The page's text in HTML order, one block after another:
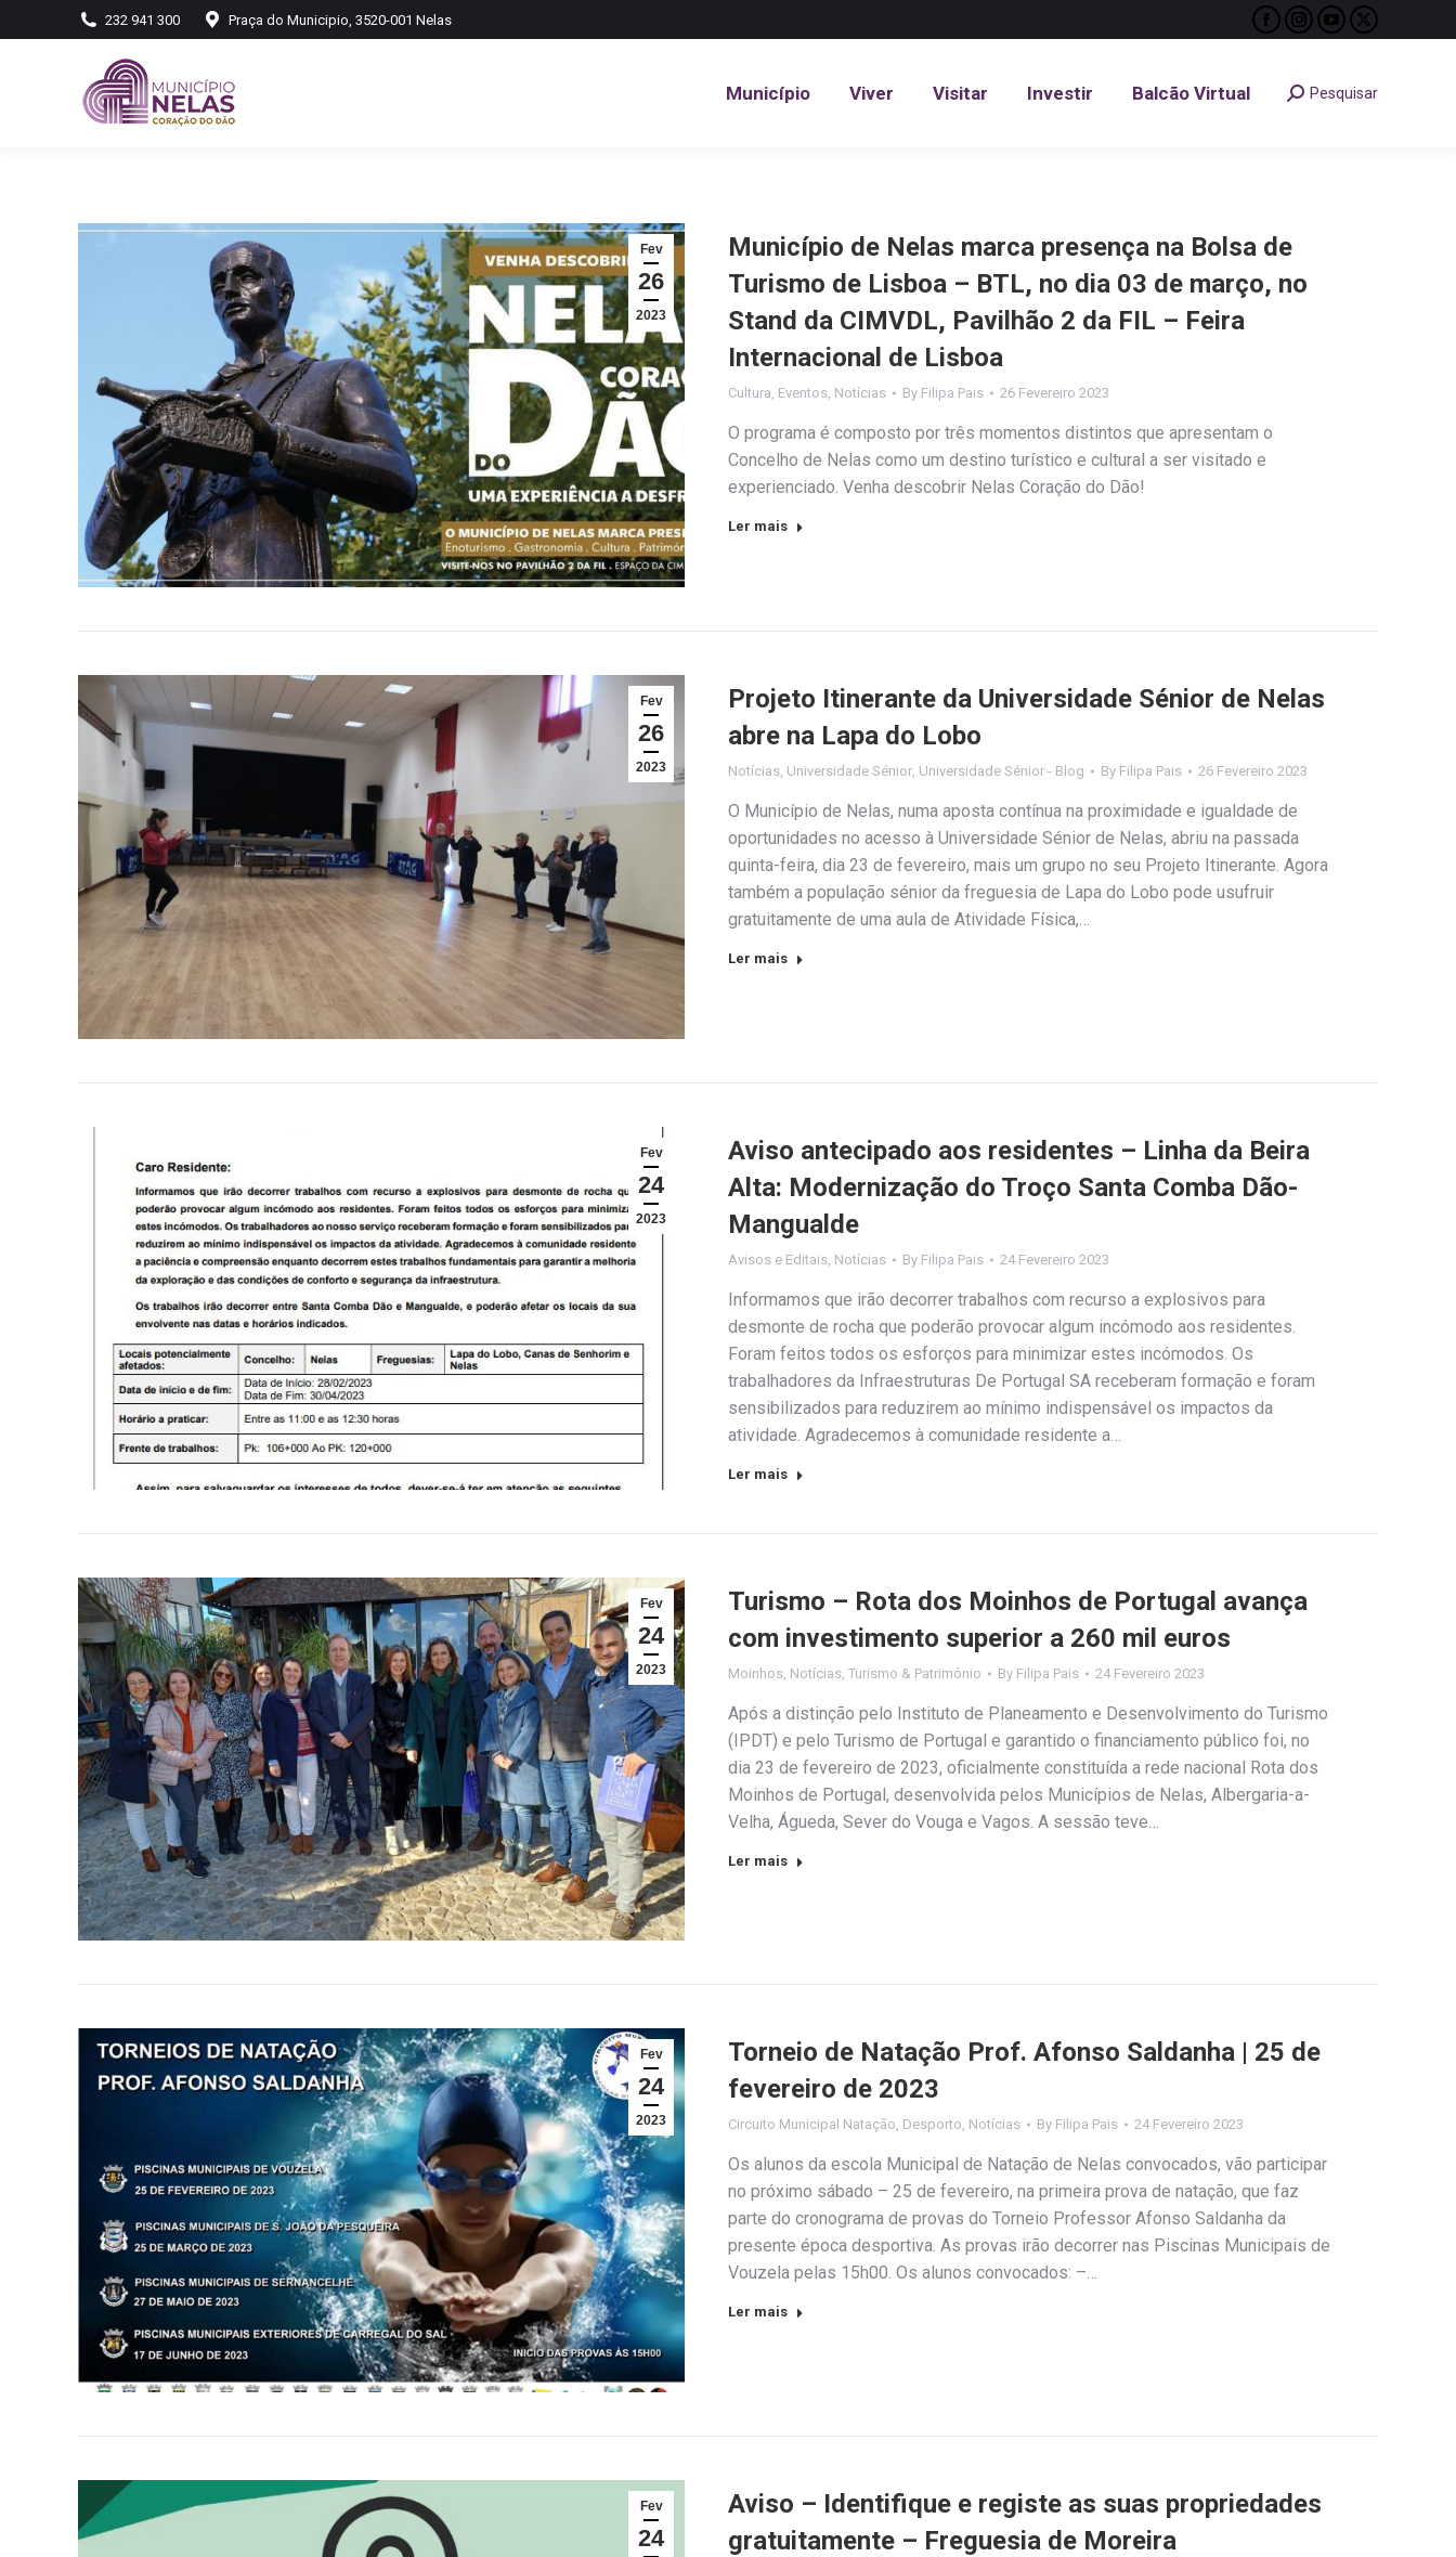
232 941 300 Praça do Municipio, 3520-001 Nelas
Facebook
opens
Instagram
opens
YouTube
opens
X
opens
Município Viver Visitar Investir Balcão Virtual Search:Pesquisar
Fev
26
2023
Município de Nelas marca presença na Bolsa de
Turismo de Lisboa – BTL, no dia 03 de março, no
Stand da CIMVDL, Pavilhão 2 da FIL – Feira
Internacional de Lisboa
Cultura, Eventos, Notícias By Filipa Pais 26 Fevereiro 2023
O programa é composto por três momentos distintos que apresentam o
Concelho de Nelas como um destino turístico e cultural a ser visitado e
experienciado. Venha descobrir Nelas Coração do Dão!
Ler mais
Fev
26
2023
Projeto Itinerante da Universidade Sénior de Nelas
abre na Lapa do Lobo
Notícias, Universidade Sénior, Universidade Sénior - Blog By Filipa Pais 26 Fevereiro 2023
O Município de Nelas, numa aposta contínua na proximidade e igualdade de
oportunidades no acesso à Universidade Sénior de Nelas, abriu na passada
quinta-feira, dia 23 de fevereiro, mais um grupo no seu Projeto Itinerante. Agora
também a população sénior da freguesia de Lapa do Lobo pode usufruir
gratuitamente de uma aula de Atividade Física,…
Ler mais
Fev
24
2023
Aviso antecipado aos residentes – Linha da Beira
Alta: Modernização do Troço Santa Comba Dão-
Mangualde
Avisos e Editais Notícias By Filipa Pais 24 Fevereiro 2023
Informamos que irão decorrer trabalhos com recurso a explosivos para
desmonte de rocha que poderão provocar algum incómodo aos residentes.
Foram feitos todos os esforços para minimizar estes incómodos. Os
trabalhadores da Infraestruturas De Portugal SA receberam formação e foram
sensibilizados para reduzirem ao mínimo indispensável os impactos da
atividade. Agradecemos à comunidade residente a…
Ler mais
Fev
24
2023
Turismo – Rota dos Moinhos de Portugal avança
com investimento superior a 260 mil euros
Moinhos Notícias Turismo & Património By Filipa Pais 24 Fevereiro 2023
Após a distinção pelo Instituto de Planeamento e Desenvolvimento do Turismo
(IPDT) e pelo Turismo de Portugal e garantido o financiamento público foi, no
dia 23 de fevereiro de 2023, oficialmente constituída a rede nacional Rota dos
Moinhos de Portugal, desenvolvida pelos Municípios de Nelas, Albergaria-a-
Velha, Águeda, Sever do Vouga e Vagos. A sessão teve…
Ler mais
Fev
24
2023
Torneio de Natação Prof. Afonso Saldanha | 25 de
fevereiro de 2023
Circuito Municipal Natação, Desporto, Notícias By Filipa Pais 24 Fevereiro 2023
Os alunos da escola Municipal de Natação de Nelas convocados, vão participar
no próximo sábado – 25 de fevereiro, na primeira prova de natação, que faz
parte do cronograma de provas do Torneio Professor Afonso Saldanha da
presente época desportiva. As provas irão decorrer nas Piscinas Municipais de
Vouzela pelas 15h00. Os alunos convocados: –…
Ler mais
Fev
24
Aviso – Identifique e registe as suas propriedades
gratuitamente – Freguesia de Moreira
Município Viver Visitar Investir Balcão Virtual Search:
Pesquisar